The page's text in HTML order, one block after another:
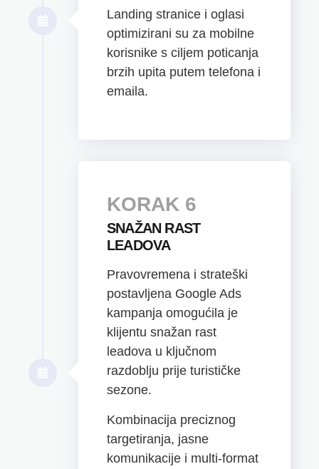
Landing stranice i oglasi
optimizirani su za mobilne
korisnike s ciljem poticanja
brzih upita putem telefona i
emaila.
KORAK 6
SNAŽAN RAST
LEADOVA
Pravovremena i strateški
postavljena Google Ads
kampanja omogućila je
klijentu snažan rast
leadova u ključnom
razdoblju prije turističke
sezone.
Kombinacija preciznog
targetiranja, jasne
komunikacije i multi-format